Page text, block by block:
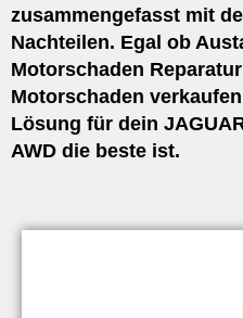
zusammengefasst mit
Nachteilen. Egal ob
Motorschaden
Motorschaden
Lösung für dein
AWD die beste ist.